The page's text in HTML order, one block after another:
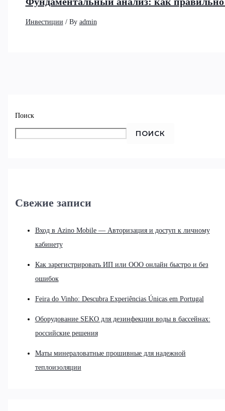
Поиск
ПОИСК
Свежие записи
Вход в Azino Mobile — Авторизация и доступ к личному
кабинету
Как зарегистрировать ИП или ООО онлайн быстро и без
ошибок
Feira do Vinho: Descubra Experiências Únicas em Portugal
Оборудование SEKO для дезинфекции воды в бассейнах:
российские решения
Маты минераловатные прошивные для надежной
теплоизоляции
Инвестиции / By admin